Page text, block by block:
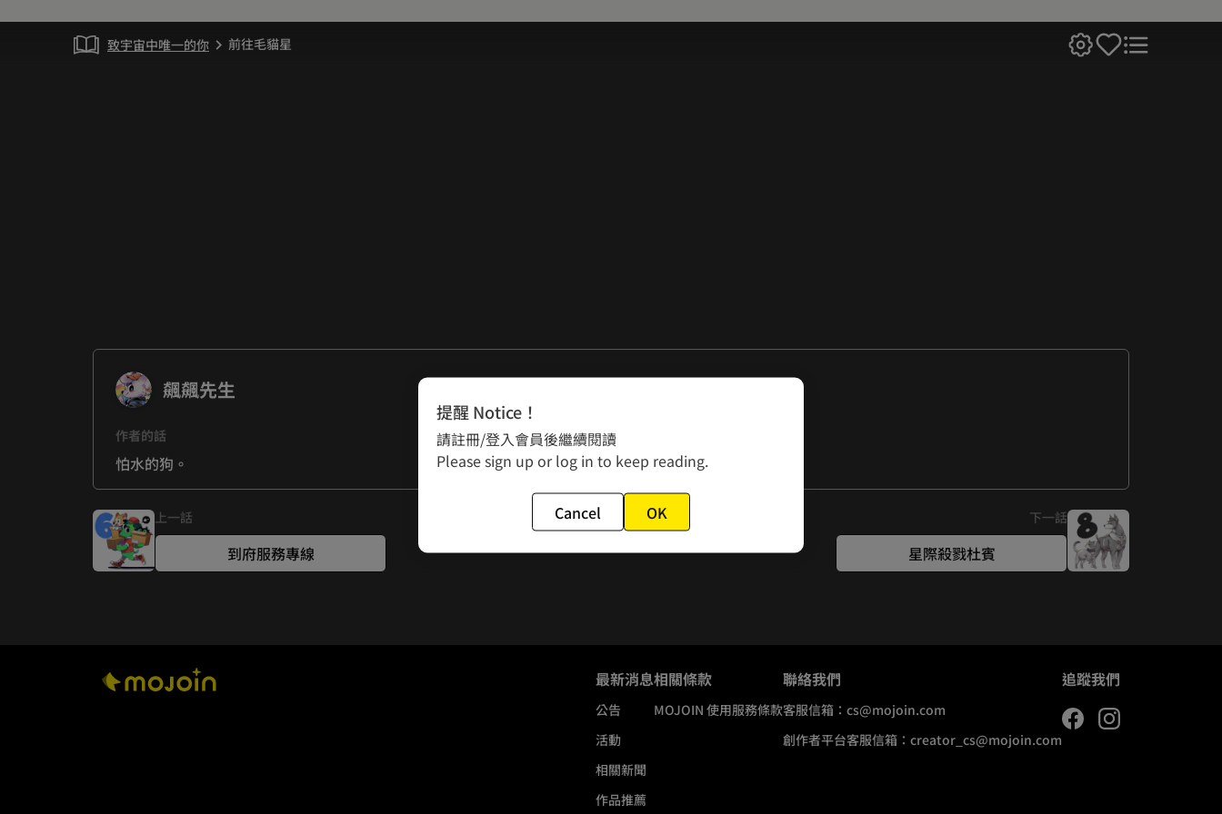
致宇宙中唯一的你 chevron_right 前往毛貓星
飆飆先生
作者的話
怕水的狗。
上一話
到府服務專線
下一話
星際殺戮杜賓
最新消息
公告
活動
相關新聞
作品推薦
相關條款
MOJOIN 使用服務條款
聯絡我們
客服信箱： cs@mojoin.com
創作者平台客服信箱： creator_cs@mojoin.com
追蹤我們
提醒 Notice！
請註冊/登入會員後繼續閱讀
Please sign up or log in to keep reading.
Cancel OK